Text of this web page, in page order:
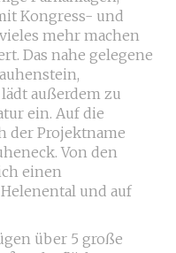
Kongress- und
mehr machen
Das nahe gelegene
außerdem zu
ein. Auf die
der Projektname
Von den
einen
und auf
über 5 große